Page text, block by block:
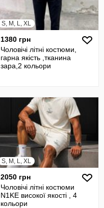
S, M, L, XL
1380 грн
Чоловічі літні костюми,
гарна якість ,тканина
зара,2 кольори
S, M, L, XL
2050 грн
Чоловічі літні костюми
N1KE високої якості , 4
кольори